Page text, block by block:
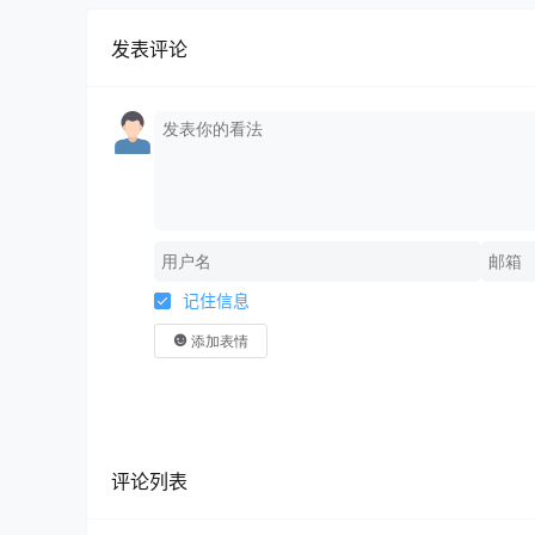
发表评论
记住信息
添加表情
评论列表